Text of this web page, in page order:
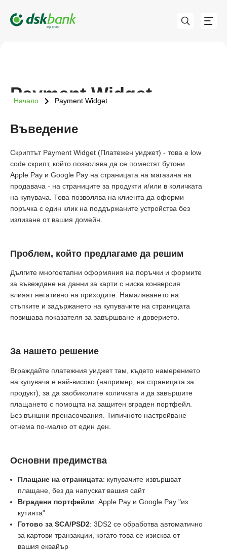
Начало Payment Widget
Payment Widget
Въведение
Скриптът Payment Widget (Платежен уиджет) - това е low
code скрипт, който позволява да се поместят бутони
Apple Pay и Google Pay на страницата на магазина на
продавача - на страниците за продукти и/или в количката
на купувача. Това позволява на клиента да оформи
поръчка с един клик на поддържаните устройства без
излизане от вашия домейн.
Проблем, който предлагаме да решим
Дългите многоетапни оформяния на поръчки и формите
за въвеждане на данни за карти с ниска конверсия
влияят негативно на приходите. Намаляването на
стъпките и задържането на купувачите на страницата
повишава показателя за завършване и доверието.
За нашето решение
Вграждайте платежния уиджет там, където намерението
на купувача е най-високо (например, на страницата за
продукт), за да заобиколите количката и да завършите
плащането с помощта на защитен вграден портфейл.
Без външни пренасочвания. Типичното настройване
отнема по-малко от един ден.
Основни предимства
Плащане на страницата: купувачите извършват
плащане, без да напускат вашия сайт
Вградени портфейли: Apple Pay и Google Pay "из
кутията"
Готово за SCA/PSD2: 3DS2 се обработва автоматично
за картови транзакции, когато това се изисква от
вашия еквайър